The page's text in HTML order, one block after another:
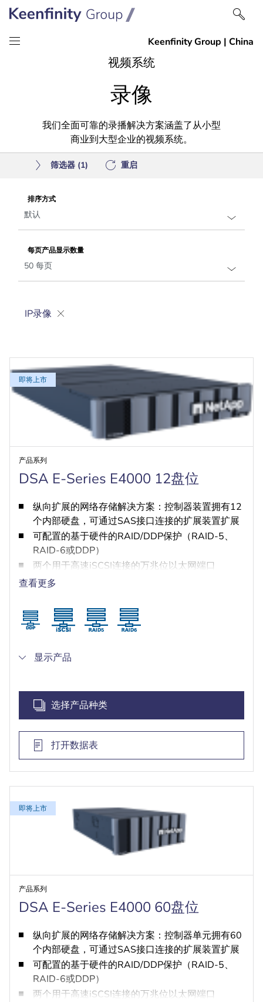
视频系统
录像
我们全面可靠的录播解决方案涵盖了从小型
商业到大型企业的视频系统。
筛选器 (1) 重启
排序方式
每页产品显示数量
IP录像
产品系列
DSA E-Series E4000 12盘位
即将上市
纵向扩展的网络存储解决方案：控制器装置拥有12
个内部硬盘，可通过SAS接口连接的扩展装置扩展
可配置的基于硬件的RAID/DDP保护（RAID-5、
RAID-6或DDP）
两个用于高速iSCSI连接的万兆位以太网端口
采用专有IP摄像头和VRM的多路径解决方案（双控
障。
享受NetApp服务，包括3年下一工作日现场支持
查看更多
显示产品
选择产品种类
打开数据表
产品系列
DSA E-Series E4000 60盘位
即将上市
纵向扩展的网络存储解决方案：控制器单元拥有60
个内部硬盘，可通过SAS接口连接的扩展装置扩展
可配置的基于硬件的RAID/DDP保护（RAID-5、
RAID-6或DDP）
两个用于高速iSCSI连接的万兆位以太网端口